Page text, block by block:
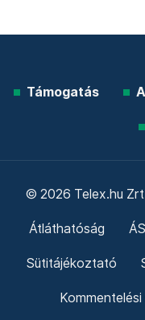
Támogatás
© 2026 Telex.hu
Átláthatóság
Sütitájékoztató